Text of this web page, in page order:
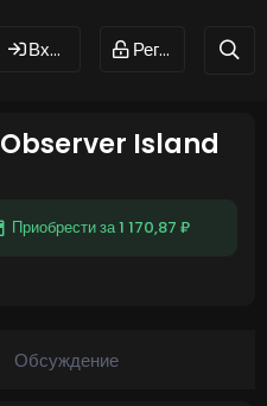
Вход Регистрация
Observer Island
Приобрести за 1 170,87 ₽
Обсуждение